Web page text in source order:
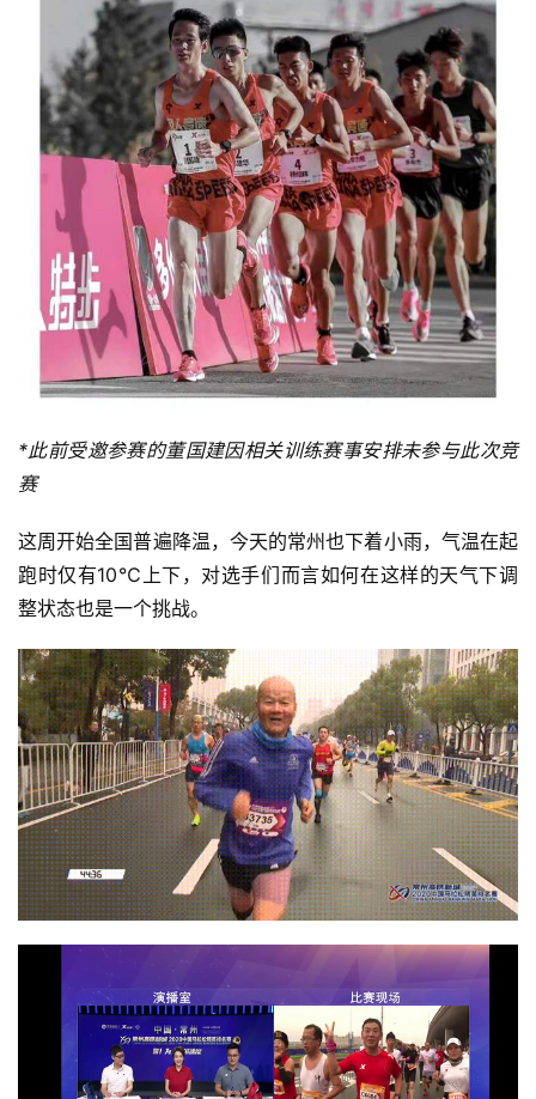
*此前受邀参赛的董国建因相关训练赛事安排未参与此次竞
赛
这周开始全国普遍降温，今天的常州也下着小雨，气温在起
跑时仅有10℃上下，对选手们而言如何在这样的天气下调
整状态也是一个挑战。